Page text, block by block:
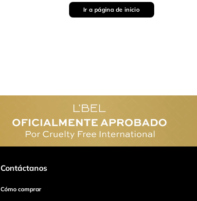
Ir a página de inicio
Contáctanos
Cómo comprar